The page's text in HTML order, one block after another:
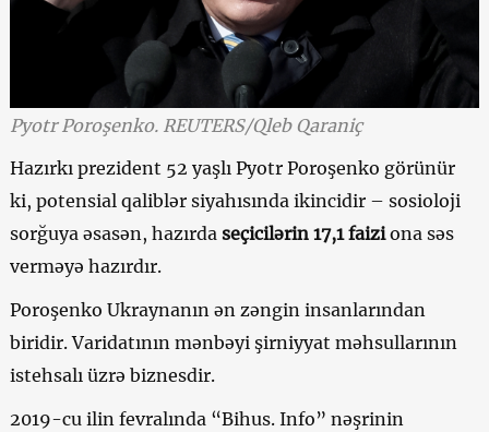
Pyotr Poroşenko. REUTERS/Qleb Qaraniç
Hazırkı prezident 52 yaşlı Pyotr Poroşenko görünür
ki, potensial qaliblər siyahısında ikincidir – sosioloji
sorğuya əsasən, hazırda seçicilərin 17,1 faiziona səs
verməyə hazırdır.
Poroşenko Ukraynanın ən zəngin insanlarından
biridir. Varidatının mənbəyi şirniyyat məhsullarının
istehsalı üzrə biznesdir.
2019-cu ilin fevralında “Bihus. Info” nəşrinin